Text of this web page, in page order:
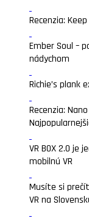
Recenzia:
Ember Soul –
nádychom
Richie’s plank
Recenzia:
VR BOX 2.0 je
mobilnú VR
Musíte si
VR na